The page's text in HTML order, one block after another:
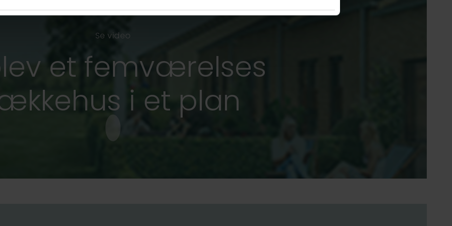
Se video
et femværelses
i et plan